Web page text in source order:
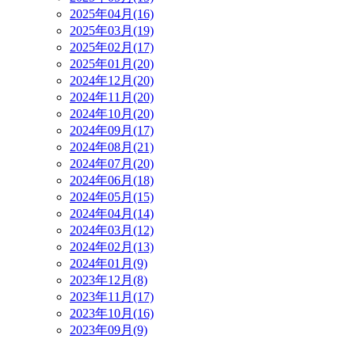
2025年04月(16)
2025年03月(19)
2025年02月(17)
2025年01月(20)
2024年12月(20)
2024年11月(20)
2024年10月(20)
2024年09月(17)
2024年08月(21)
2024年07月(20)
2024年06月(18)
2024年05月(15)
2024年04月(14)
2024年03月(12)
2024年02月(13)
2024年01月(9)
2023年12月(8)
2023年11月(17)
2023年10月(16)
2023年09月(9)